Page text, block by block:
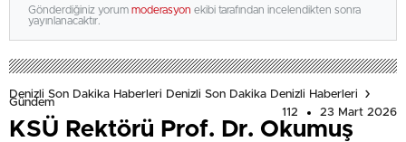
Gönderdiğiniz yorum moderasyon ekibi tarafından incelendikten sonra
yayınlanacaktır.
Denizli Son Dakika Haberleri Denizli Son Dakika Denizli Haberleri
Gündem
112
23 Mart 2026
KSÜ Rektörü Prof. Dr. Okumuş